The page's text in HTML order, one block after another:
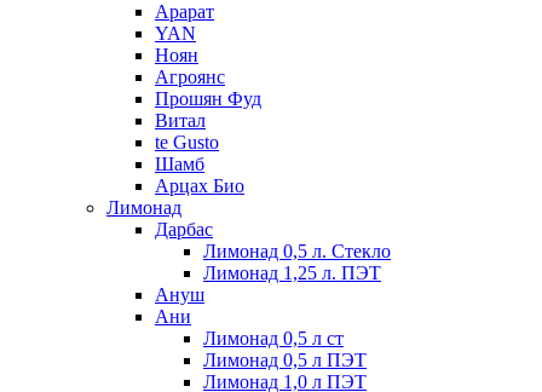
Арарат
YAN
Ноян
Агроянс
Прошян Фуд
Витал
te Gusto
Шамб
Арцах Био
Лимонад
Дарбас
Лимонад 0,5 л. Стекло
Лимонад 1,25 л. ПЭТ
Ануш
Ани
Лимонад 0,5 л ст
Лимонад 0,5 л ПЭТ
Лимонад 1,0 л ПЭТ